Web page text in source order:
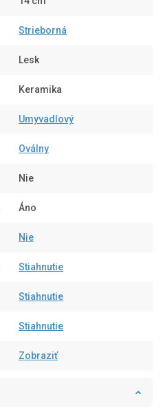
Strieborná
Lesk
Keramika
Umyvadlový
Oválny
Nie
Áno
Nie
Stiahnutie
Stiahnutie
Stiahnutie
Zobraziť